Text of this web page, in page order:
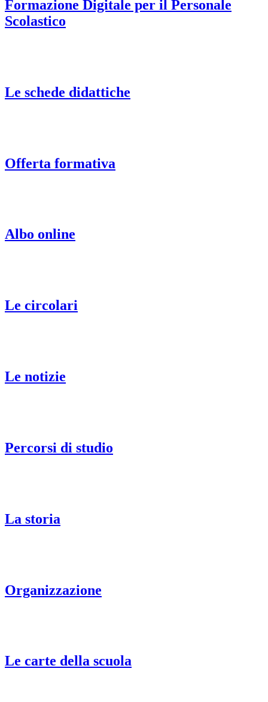
Formazione Digitale per il Personale
Scolastico
Le schede didattiche
Offerta formativa
Albo online
Le circolari
Le notizie
Percorsi di studio
La storia
Organizzazione
Le carte della scuola